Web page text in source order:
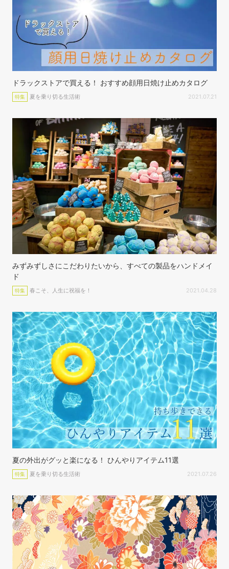
ドラックストアで買える！ おすすめ顔用日焼け止めカタログ
特集 夏を乗り切る生活術 2021.07.21
みずみずしさにこだわりたいから、すべての製品をハンドメイ
ド
特集 春こそ、人生に祝福を！ 2021.04.28
夏の外出がグッと楽になる！ ひんやりアイテム11選
特集 夏を乗り切る生活術 2021.07.26